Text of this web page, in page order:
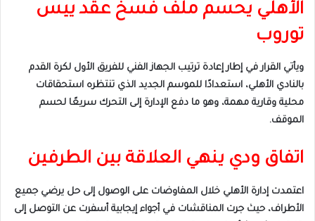
الأهلي يحسم ملف فسخ عقد ييس
توروب
ويأتي القرار في إطار إعادة ترتيب الجهاز الفني للفريق الأول لكرة القدم
بالنادي الأهلي، استعدادًا للموسم الجديد الذي تنتظره استحقاقات
محلية وقارية مهمة، وهو ما دفع الإدارة إلى التحرك سريعًا لحسم
الموقف.
اتفاق ودي ينهي العلاقة بين الطرفين
اعتمدت إدارة الأهلي خلال المفاوضات على الوصول إلى حل يرضي جميع
الأطراف، حيث جرت المناقشات في أجواء إيجابية أسفرت عن التوصل إلى